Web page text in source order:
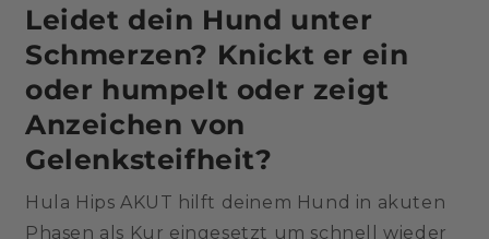
Leidet dein Hund unter
Schmerzen? Knickt er ein
oder humpelt oder zeigt
Anzeichen von
Gelenksteifheit?
Hula Hips AKUT hilft deinem Hund in akuten
Phasen als Kur eingesetzt um schnell wieder